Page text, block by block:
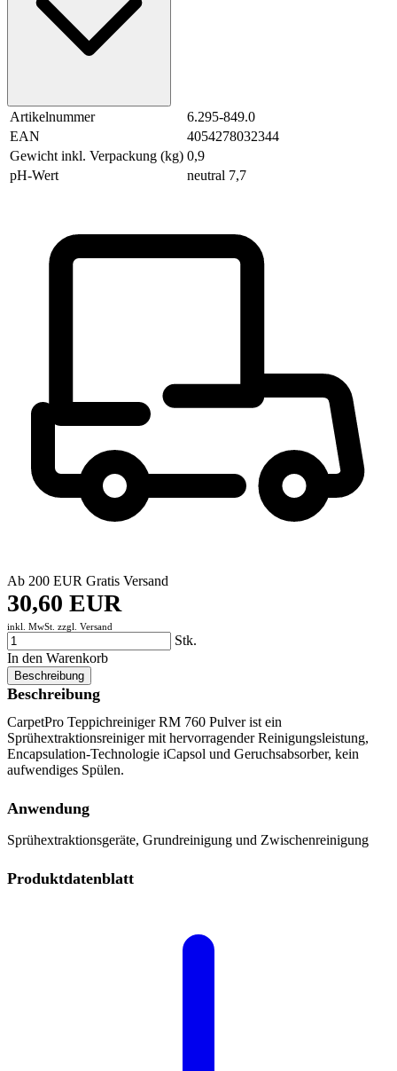
Artikelnummer
6.295-849.0
EAN
4054278032344
Gewicht inkl. Verpackung (kg) 0,9
pH-Wert
neutral 7,7
Ab 200 EUR Gratis Versand
30,60 EUR
inkl. MwSt. zzgl. Versand
Stk.
In den Warenkorb
Beschreibung
Beschreibung
CarpetPro Teppichreiniger RM 760 Pulver ist ein
Sprühextraktionsreiniger mit hervorragender Reinigungsleistung,
Encapsulation-Technologie iCapsol und Geruchsabsorber, kein
aufwendiges Spülen.
Anwendung
Sprühextraktionsgeräte, Grundreinigung und Zwischenreinigung
Produktdatenblatt